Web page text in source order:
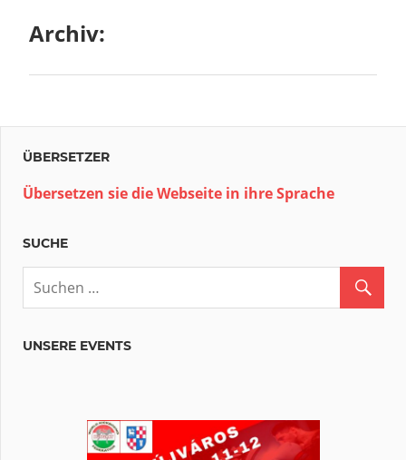
Archiv:
ÜBERSETZER
Übersetzen sie die Webseite in ihre Sprache
SUCHE
UNSERE EVENTS